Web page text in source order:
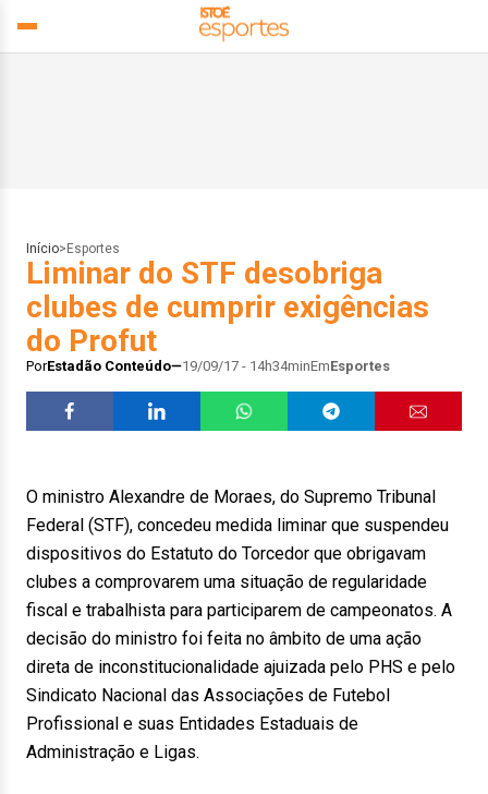
Início> Esportes
Liminar do STF desobriga
clubes de cumprir exigências
do Profut
PorEstadão Conteúdo 19/09/17 - 14h34minEmEsportes
O ministro Alexandre de Moraes, do Supremo Tribunal
Federal (STF), concedeu medida liminar que suspendeu
dispositivos do Estatuto do Torcedor que obrigavam
clubes a comprovarem uma situação de regularidade
fiscal e trabalhista para participarem de campeonatos. A
decisão do ministro foi feita no âmbito de uma ação
direta de inconstitucionalidade ajuizada pelo PHS e pelo
Sindicato Nacional das Associações de Futebol
Profissional e suas Entidades Estaduais de
Administração e Ligas.